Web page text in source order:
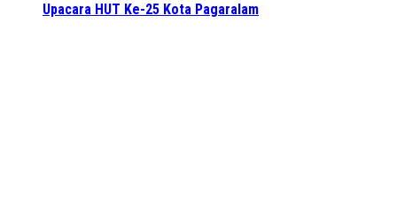
Upacara HUT Ke-25 Kota Pagaralam